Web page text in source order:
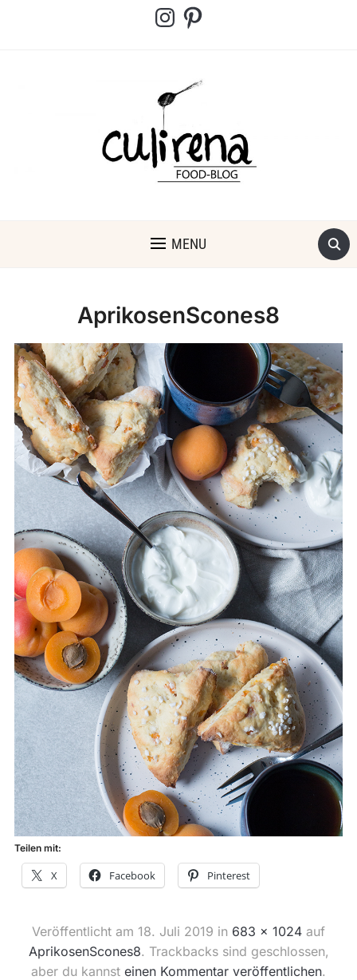
InstagramPinterest
MENU
AprikosenScones8
Teilen mit:
X Facebook Pinterest
Veröffentlicht am 18. Juli 2019 in 683 × 1024 auf
AprikosenScones8. Trackbacks sind geschlossen,
aber du kannst einen Kommentar veröffentlichen.